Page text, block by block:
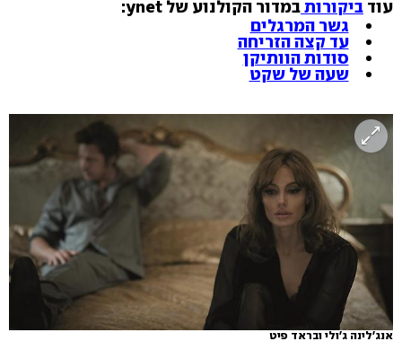
עוד ביקורותבמדור הקולנוע של ynet:
גשר המרגלים
עד קצה הזריחה
סודות הוותיקן
שעה של שקט
אנג'לינה ג'ולי ובראד פיט